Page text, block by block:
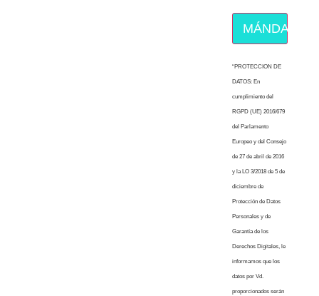
MÁNDAME
“PROTECCION DE
DATOS: En
cumplimiento del
RGPD (UE) 2016/679
del Parlamento
Europeo y del Consejo
de 27 de abril de 2016
y la LO 3/2018 de 5 de
diciembre de
Protección de Datos
Personales y de
Garantía de los
Derechos Digitales, le
informamos que los
datos por Vd.
proporcionados serán